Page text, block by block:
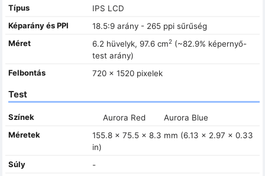
Típus
IPS LCD
Képarány és PPI
18.5:9 arány - 265 ppi sűrűség
Méret
6.2 hüvelyk, 97.6 cm2(~82.9% képernyő-
test arány)
Felbontás
720 x 1520 pixelek
Test
Színek Aurora Red
Aurora Blue
Méretek
155.8 x 75.5 x 8.3 mm (6.13 x 2.97 x 0.33
in)
Súly
-